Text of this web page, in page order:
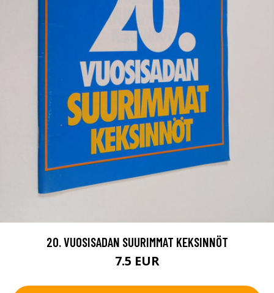
20. VUOSISADAN SUURIMMAT KEKSINNÖT
7.5 EUR